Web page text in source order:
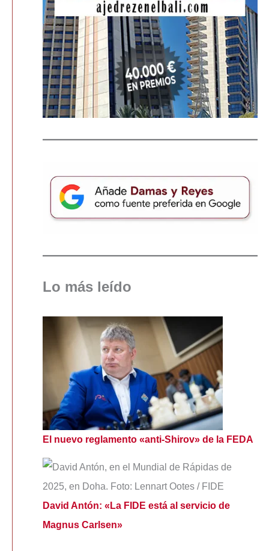
Lo más leído
El nuevo reglamento «anti-Shirov» de la FEDA
David Antón: «La FIDE está al servicio de
Magnus Carlsen»